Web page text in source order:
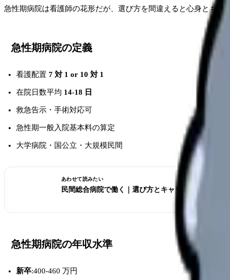
急性期病院は看護師の花形だが、選び方を間違えると心身とも
急性期病院の定義
看護配置 7 対 1 or 10 対 1
在院日数平均 14-18 日
救急告示・手術対応可
急性期一般入院基本料の算定
大学病院・国公立・大規模民間
あわせて読みたい
民間総合病院で働く｜選び方とキャリア
急性期病院の年収水準
新卒:400-460 万円